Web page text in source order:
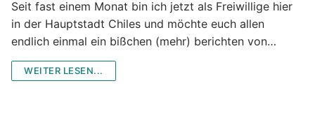
Seit fast einem Monat bin ich jetzt als Freiwillige hier
in der Hauptstadt Chiles und möchte euch allen
endlich einmal ein bißchen (mehr) berichten von…
WEITER LESEN...